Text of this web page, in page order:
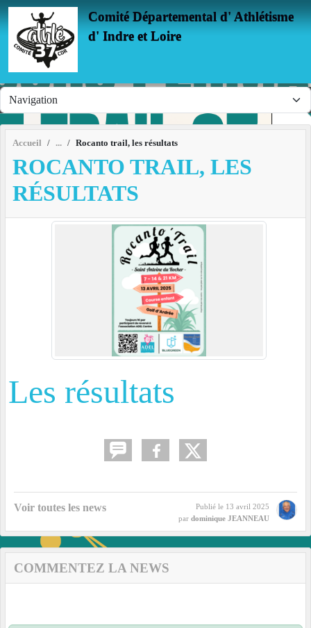
Comité Départemental d' Athlétisme
d' Indre et Loire
Accueil Rocanto trail, les résultats
ROCANTO TRAIL, LES
RÉSULTATS
Les résultats
Voir toutes les news Publié le 13 avril 2025
par dominique JEANNEAU
COMMENTEZ LA NEWS
Panneau de gestion des cookies